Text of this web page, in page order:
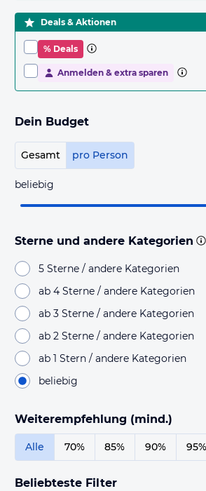
Deals & Aktionen
% Deals
Anmelden & extra sparen
Dein Budget
Gesamt pro Person
beliebig
Sterne und andere Kategorien
5 Sterne / andere Kategorien
ab 4 Sterne / andere Kategorien
ab 3 Sterne / andere Kategorien
ab 2 Sterne / andere Kategorien
ab 1 Stern / andere Kategorien
beliebig
Weiterempfehlung (mind.)
Alle 70% 85% 90% 95%
Beliebteste Filter